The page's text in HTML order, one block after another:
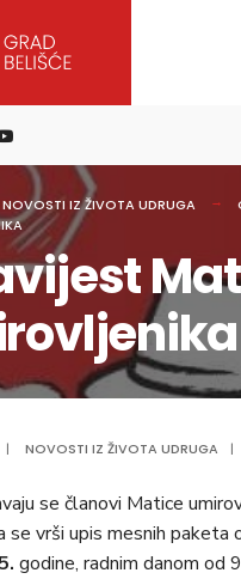
NOVOSTI IZ ŽIVOTA UDRUGA
| NOVOSTI IZ ŽIVOTA UDRUGA |
se članovi Matice
se vrši upis mesnih paketa
godine, radnim danom od